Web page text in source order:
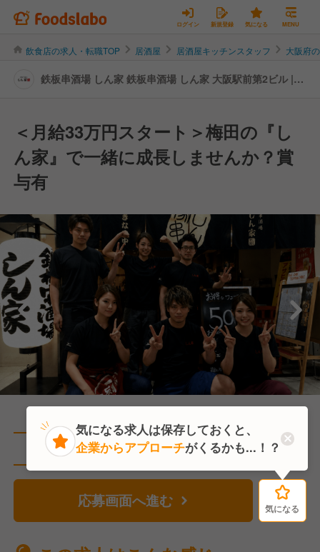
ログイン 新規登録 気になる MENU
飲食店の求人・転職TOP 居酒屋 居酒屋キッチンスタッフ 大阪府
鉄板串酒場 しん家 鉄板串酒場 しん家 大阪駅前第2ビル |
＜月給33万円スタート＞梅田の『し
ん家』で一緒に成長しませんか？賞
与有
直近10人がこの求人を検討中
応募画面へ進む 気になる
気になる
気になる求人は保存しておくと、
企業からアプローチがくるかも...！？